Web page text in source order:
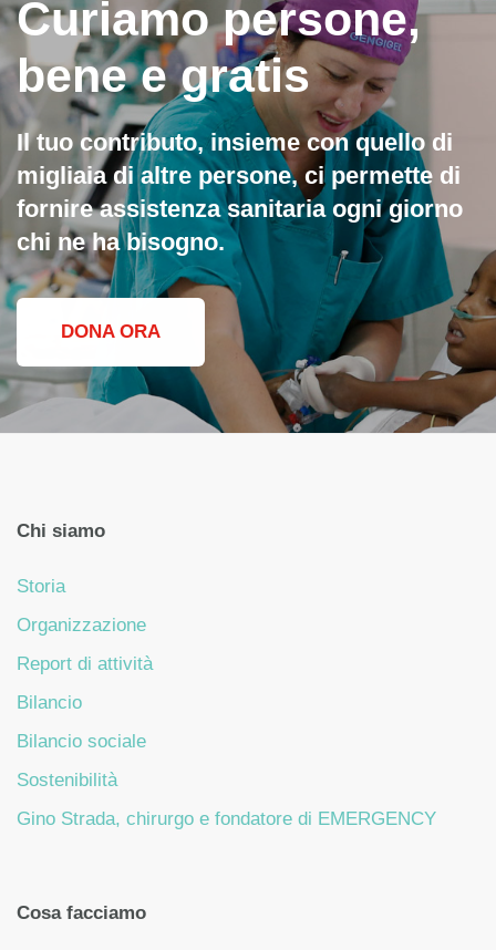
Curiamo persone,
bene e gratis
Il tuo contributo, insieme con quello di
migliaia di altre persone, ci permette di
fornire assistenza sanitaria ogni giorno
chi ne ha bisogno.
DONA ORA
Chi siamo
Storia
Organizzazione
Report di attività
Bilancio
Bilancio sociale
Sostenibilità
Gino Strada, chirurgo e fondatore di EMERGENCY
Cosa facciamo